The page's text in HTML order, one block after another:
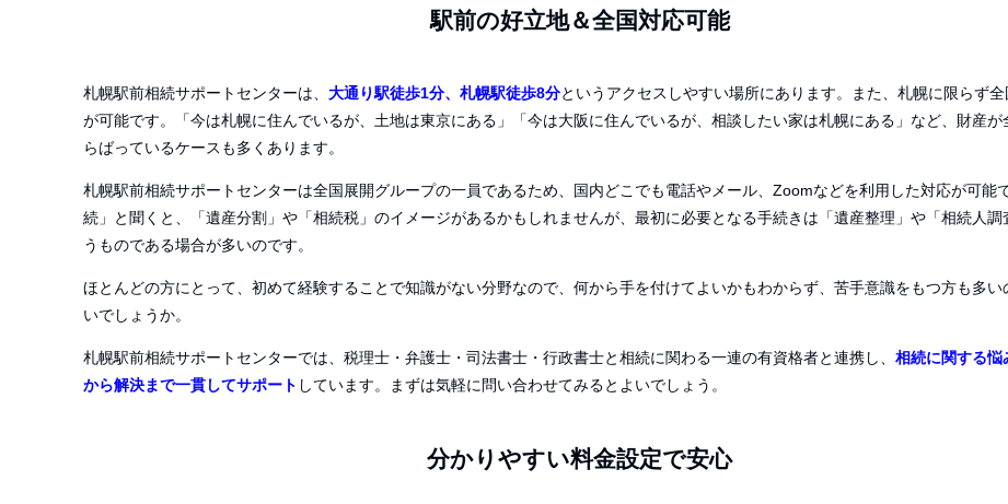
駅前の好立地＆全国対応可能
札幌駅前相続サポートセンターは、 大通り駅徒歩1分、札幌駅徒歩8分というアクセスしやすい場所にあります。また、札幌に限らず
が可能です。「今は札幌に住んでいるが、土地は東京にある」「今は大阪に住んでいるが、相談したい家は札幌にある」など、財産が
らばっているケースも多くあります。
札幌駅前相続サポートセンターは全国展開グループの一員であるため、国内どこでも電話やメール、 Zoomなどを利用した対応が可能
続」と聞くと、「遺産分割」や「相続税」のイメージがあるかもしれませんが、最初に必要となる手続きは「遺産整理」や「相続人調
うものである場合が多いのです。
ほとんどの方にとって、初めて経験することで知識がない分野なので、何から手を付けてよいかもわからず、苦手意識をもつ方も多い
いでしょうか。
札幌駅前相続サポートセンターでは、税理士・弁護士・司法書士・行政書士と相続に関わる一連の有資格者と連携し、 相続に関する悩
から解決まで一貫してサポート しています。まずは気軽に問い合わせてみるとよいでしょう。
分かりやすい料金設定で安心